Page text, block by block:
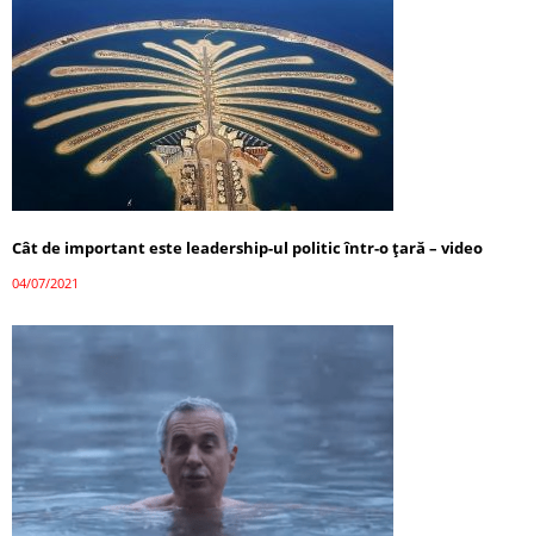
Cât de important este leadership-ul politic într-o țară – video
04/07/2021